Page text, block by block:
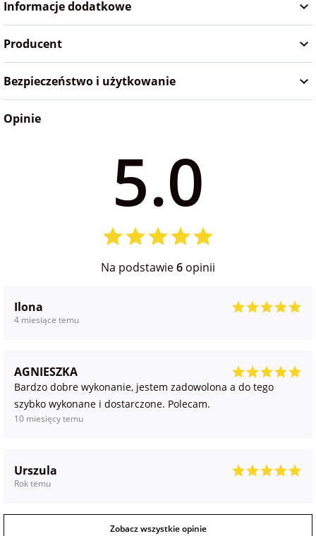
na Wielkanoc
na wieczór
panieński
na wieczór
Informacje dodatkowe
Producent
Bezpieczeństwo i użytkowanie
Opinie
5.0
Na podstawie6 opinii
Ilona
4 miesiące temu
AGNIESZKA
Bardzo dobre wykonanie, jestem zadowolona a do tego
szybko wykonane i dostarczone. Polecam.
10 miesięcy temu
Urszula
Rok temu
Zobacz wszystkie opinie